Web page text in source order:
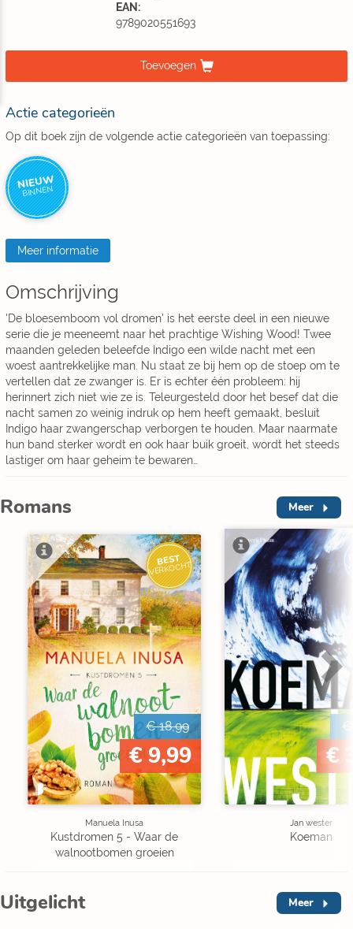
EAN:
9789020551693
Toevoegen
Actie categorieën
Op dit boek zijn de volgende actie categorieën van toepassing:
NIEUW
BINNEN
Meer informatie
Omschrijving
'De bloesemboom vol dromen' is het eerste deel in een nieuwe
serie die je meeneemt naar het prachtige Wishing Wood! Twee
maanden geleden beleefde Indigo een wilde nacht met een
woest aantrekkelijke man. Nu staat ze bij hem op de stoep om te
vertellen dat ze zwanger is. Er is echter één probleem: hij
herinnert zich niet wie ze is. Teleurgesteld door het besef dat die
nacht samen zo weinig indruk op hem heeft gemaakt, besluit
Indigo haar zwangerschap verborgen te houden. Maar naarmate
hun band sterker wordt en ook haar buik groeit, wordt het steeds
lastiger om haar geheim te bewaren…
Romans Meer
BEST
VERKOCHT
€ 18,99
€ 9,99
Manuela Inusa
Kustdromen 5 - Waar de
walnootbomen groeien
€
€
Jan wester
Koeman
Uitgelicht Meer